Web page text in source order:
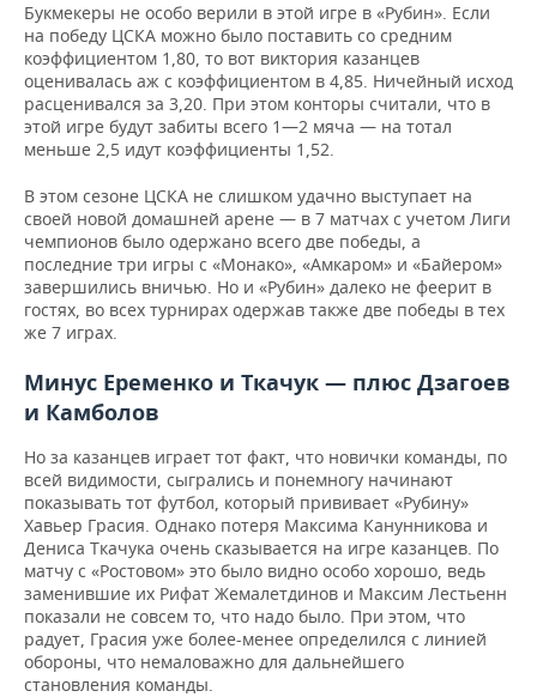
КИБЕРСПОРТ
ФИГУРНОЕ КАТАНИЕ
ВОДНЫЕ ВИДЫ СПОРТА
ХОККЕЙ С МЯЧОМ
КУЛЬТУРА
МЕДИЦИНА
ОБРАЗОВАНИЕ
ПРОИСШЕСТВИЯ
СПИСОК КОМПАНИЙ
Букмекеры не особо верили в этой игре в «Рубин». Если
на победу ЦСКА можно было поставить со средним
коэффициентом 1,80, то вот виктория казанцев
оценивалась аж с коэффициентом в 4,85. Ничейный исход
расценивался за 3,20. При этом конторы считали, что в
этой игре будут забиты всего 1—2 мяча — на тотал
меньше 2,5 идут коэффициенты 1,52.
В этом сезоне ЦСКА не слишком удачно выступает на
своей новой домашней арене — в 7 матчах с учетом Лиги
чемпионов было одержано всего две победы, а
последние три игры с «Монако», «Амкаром» и «Байером»
завершились вничью. Но и «Рубин» далеко не феерит в
гостях, во всех турнирах одержав также две победы в тех
же 7 играх.
Минус Еременко и Ткачук — плюс Дзагоев
и Камболов
Но за казанцев играет тот факт, что новички команды, по
всей видимости, сыгрались и понемногу начинают
показывать тот футбол, который прививает «Рубину»
Хавьер Грасия. Однако потеря Максима Канунникова и
Дениса Ткачука очень сказывается на игре казанцев. По
матчу с «Ростовом» это было видно особо хорошо, ведь
заменившие их Рифат Жемалетдинов и Максим Лестьенн
показали не совсем то, что надо было. При этом, что
радует, Грасия уже более-менее определился с линией
обороны, что немаловажно для дальнейшего
становления команды.